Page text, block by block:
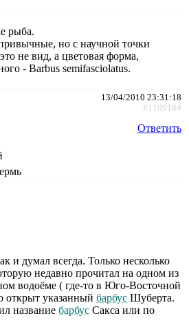
рыба.
но с научной точки
не вид, а цветовая форма,
- Barbus semifasciolatus.
13/04/2010 23:31:18
#1109184
Ответить
и думал всегда. Только несколько
недавно прочитал на одном из
водоёме ( где-то в Юго-Восточной
открыт указанный барбус Шуберта.
название барбус Сакса или по